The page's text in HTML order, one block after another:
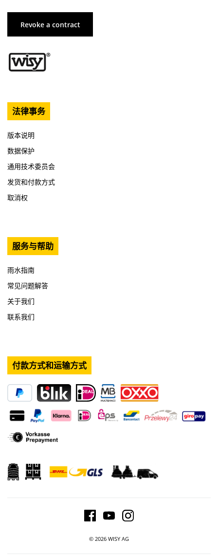
Revoke a contract
法律事务
版本说明
数据保护
通用技术委员会
发货和付款方式
取消权
服务与帮助
雨水指南
常见问题解答
关于我们
联系我们
付款方式和运输方式
© 2026 WISY AG